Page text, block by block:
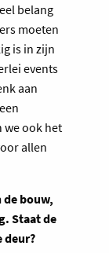
belang
moeten
is in zijn
events
aan
we ook het
allen
bouw,
Staat de
deur?